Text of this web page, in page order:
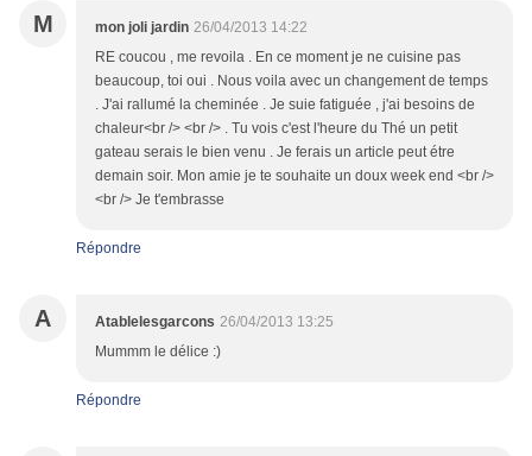
M mon joli jardin 26/04/2013 14:22
RE coucou , me revoila . En ce moment je ne cuisine pas
beaucoup, toi oui . Nous voila avec un changement de temps
. J'ai rallumé la cheminée . Je suie fatiguée , j'ai besoins de
chaleur<br /> <br /> . Tu vois c'est l'heure du Thé un petit
gateau serais le bien venu . Je ferais un article peut étre
demain soir. Mon amie je te souhaite un doux week end <br />
<br /> Je t'embrasse
Répondre
A Atablelesgarcons 26/04/2013 13:25
Mummm le délice :)
Répondre